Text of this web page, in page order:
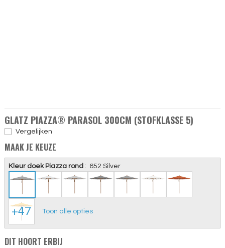
GLATZ PIAZZA® PARASOL 300CM (STOFKLASSE 5)
Vergelijken
MAAK JE KEUZE
Kleur doek Piazza rond : 652 Silver
+47 Toon alle opties
DIT HOORT ERBIJ